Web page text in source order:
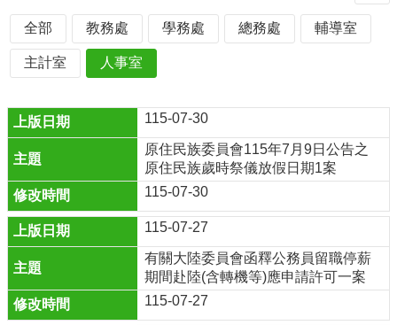
字
學
校
息
認
識
小
學
校
組
E
全部 教務處 學務處 總務處 輔導室
主計室 人事室
115-07-30
原住民族委員會115年7月9日公告之
原住民族歲時祭儀放假日期1案
115-07-30
115-07-27
有關大陸委員會函釋公務員留職停薪
期間赴陸(含轉機等)應申請許可一案
115-07-27